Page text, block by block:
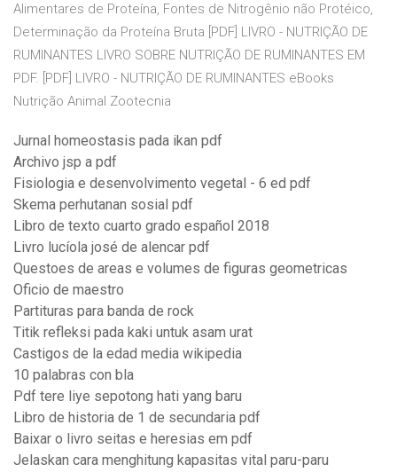
Alimentares de Proteína, Fontes de Nitrogênio não Protéico,
Determinação da Proteína Bruta [PDF] LIVRO - NUTRIÇÃO DE
RUMINANTES LIVRO SOBRE NUTRIÇÃO DE RUMINANTES EM
PDF. [PDF] LIVRO - NUTRIÇÃO DE RUMINANTES eBooks
Nutrição Animal Zootecnia
Jurnal homeostasis pada ikan pdf
Archivo jsp a pdf
Fisiologia e desenvolvimento vegetal - 6 ed pdf
Skema perhutanan sosial pdf
Libro de texto cuarto grado español 2018
Livro lucíola josé de alencar pdf
Questoes de areas e volumes de figuras geometricas
Oficio de maestro
Partituras para banda de rock
Titik refleksi pada kaki untuk asam urat
Castigos de la edad media wikipedia
10 palabras con bla
Pdf tere liye sepotong hati yang baru
Libro de historia de 1 de secundaria pdf
Baixar o livro seitas e heresias em pdf
Jelaskan cara menghitung kapasitas vital paru-paru